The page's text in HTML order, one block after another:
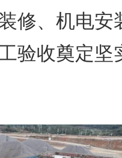
修、机电安
验收奠定坚